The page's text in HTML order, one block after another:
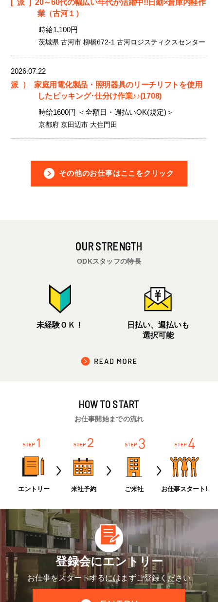
[派] 20～60代の幅広い年代が活躍中!!日勤×倉庫内軽作
業（古河１）
時給1,100円
茨城県 古河市 柳橋672-1 古河ロジスティクスセンター
2026.07.22
派）家庭用電化製品・照明器具のリーチリフトを使用
したピッキング･仕分け作業♪♪(1708)
時給1600円 ＜全額日・週払いOK(規定)＞
京都府 京田辺市 大住門田
その他のお仕事はここをクリック
OURSTRENGTH
ODKスタッフの特長
未経験ＯＫ！
日払い、週払いも
選択可能
HOW TO START
お仕事開始までの流れ
エントリー 来社予約 ご来社 お仕事スタート!
登録会にエントリー
お仕事をスタートするには まずご登録ください